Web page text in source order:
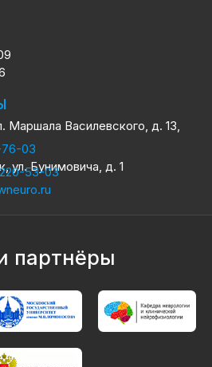
Маршала Василевского, д. 13,
03
ул. Бунимовича, д. 1
53-03
партнёры